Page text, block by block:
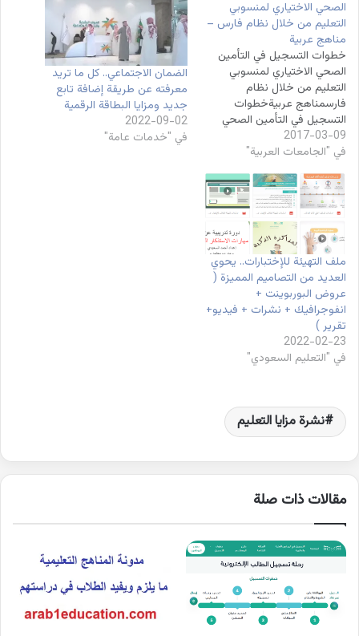
الصحي الاختياري لمنسوبي
التعليم من خلال نظام فارس –
مناهج عربية
خطوات التسجيل في التأمين
الصحي الاختياري لمنسوبي
التعليم من خلال نظام
فارسمناهج عربيةخطوات
التسجيل في التأمين الصحي
الاختياري لمنسوبي التعليم من
خلال نظام فارستسجيل نظام
فارس التأمين الصحي
للمعلمين ، قام وزير التعليم
بتدشين برنامج التأمين الصحي
الاختياري للمعلمين ولمنسوبي
التعليم، في مقر الوزارة بالرياض
وقام سيادته بنشر رابط تسجيل
التامين الصحي موقع
فارس رابط…
2017-03-09
في "الجامعات العربية"
الضمان الاجتماعي.. كل ما تريد
معرفته عن طريقة إضافة تابع
جديد ومزايا البطاقة الرقمية
2022-09-02
في "خدمات عامة"
ملف التهيئة للإختبارات.. يحوي
العديد من التصاميم المميزة (
عروض البوربوينت +
انفوجرافيك + نشرات + فيديو+
تقرير )
2022-02-23
في "التعليم السعودي"
نشرة مزايا التعليم
مقالات ذات صلة